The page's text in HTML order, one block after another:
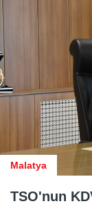
Malatya
TSO'nun